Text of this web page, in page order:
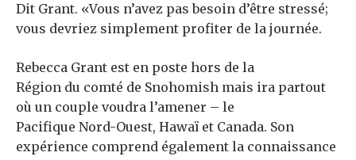
Dit Grant. «Vous n’avez pas besoin d’être stressé;
vous devriez simplement profiter de la journée.
Rebecca Grant est en poste hors de la
Région du comté de Snohomish mais ira partout
où un couple voudra l’amener – le
Pacifique Nord-Ouest, Hawaï et Canada. Son
expérience comprend également la connaissance